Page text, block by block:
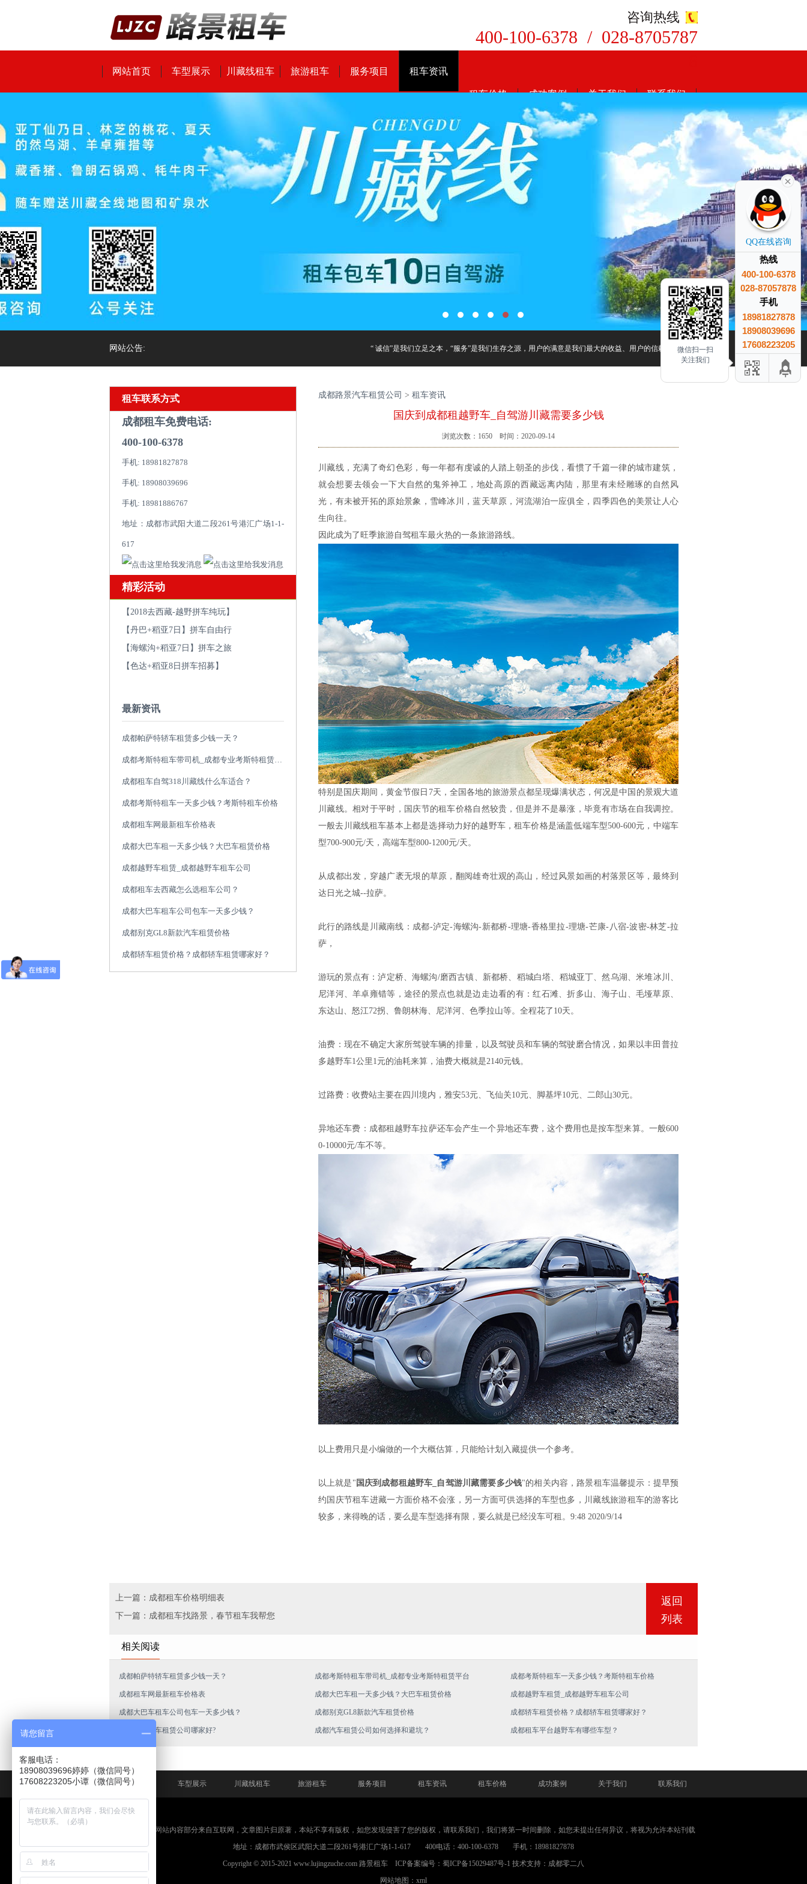
咨询热线
400-100-6378 / 028-8705787
网站首页 车型展示 川藏线租车 旅游租车 服务项目 租车资讯
租车价格 成功案例 关于我们 联系我们
网站公告: “ 诚信”是我们立足之本，“服务”是我们生存之源，用户的满意是我们最大的收益、用户的信赖是我们最大的成就.
租车联系方式
成都租车免费电话:
400-100-6378
手机: 18981827878
手机: 18908039696
手机: 18981886767
地址：成都市武阳大道二段261号港汇广场1-1-
617
精彩活动
【2018去西藏-越野拼车纯玩】
【丹巴+稻亚7日】拼车自由行
【海螺沟+稻亚7日】拼车之旅
【色达+稻亚8日拼车招募】
最新资讯
成都帕萨特轿车租赁多少钱一天？
成都考斯特租车带司机_成都专业考斯特租赁平台
成都租车自驾318川藏线什么车适合？
成都考斯特租车一天多少钱？考斯特租车价格
成都租车网最新租车价格表
成都大巴车租一天多少钱？大巴车租赁价格
成都越野车租赁_成都越野车租车公司
成都租车去西藏怎么选租车公司？
成都大巴车租车公司包车一天多少钱？
成都别克GL8新款汽车租赁价格
成都轿车租赁价格？成都轿车租赁哪家好？
成都路景汽车租赁公司 > 租车资讯
国庆到成都租越野车_自驾游川藏需要多少钱
浏览次数： 1650 时间：2020-09-14
川藏线，充满了奇幻色彩，每一年都有虔诚的人踏上朝圣的步伐，看惯了千篇一律的城市建筑，
就会想要去领会一下大自然的鬼斧神工，地处高原的西藏远离内陆，那里有未经雕琢的自然风
光，有未被开拓的原始景象，雪峰冰川，蓝天草原，河流湖泊一应俱全，四季四色的美景让人心
生向往。
因此成为了旺季旅游自驾租车最火热的一条旅游路线。
特别是国庆期间，黄金节假日7天，全国各地的旅游景点都呈现爆满状态，何况是中国的景观大道
川藏线。相对于平时，国庆节的租车价格自然较贵，但是并不是暴涨，毕竟有市场在自我调控。
一般去川藏线租车基本上都是选择动力好的越野车，租车价格是涵盖低端车型500-600元，中端车
型700-900元/天，高端车型800-1200元/天。
从成都出发，穿越广袤无垠的草原，翻阅雄奇壮观的高山，经过风景如画的村落景区等，最终到
达日光之城--拉萨。
此行的路线是川藏南线：成都-泸定-海螺沟-新都桥-理塘-香格里拉-理塘-芒康-八宿-波密-林芝-拉
萨，
游玩的景点有：泸定桥、海螺沟/磨西古镇、新都桥、稻城白塔、稻城亚丁、然乌湖、米堆冰川、
尼洋河、羊卓雍错等，途径的景点也就是边走边看的有：红石滩、折多山、海子山、毛垭草原、
东达山、怒江72拐、鲁朗林海、尼洋河、色季拉山等。全程花了10天。
油费：现在不确定大家所驾驶车辆的排量，以及驾驶员和车辆的驾驶磨合情况，如果以丰田普拉
多越野车1公里1元的油耗来算，油费大概就是2140元钱。
过路费：收费站主要在四川境内，雅安53元、飞仙关10元、脚基坪10元、二郎山30元。
异地还车费：成都租越野车拉萨还车会产生一个异地还车费，这个费用也是按车型来算。一般600
0-10000元/车不等。
以上费用只是小编做的一个大概估算，只能给计划入藏提供一个参考。
以上就是" 国庆到成都租越野车_自驾游川藏需要多少钱"的相关内容，路景租车温馨提示：提早预
约国庆节租车进藏一方面价格不会涨，另一方面可供选择的车型也多，川藏线旅游租车的游客比
较多，来得晚的话，要么是车型选择有限，要么就是已经没车可租。9:48 2020/9/14
上一篇：成都租车价格明细表
下一篇：成都租车找路景，春节租车我帮您
返回
列表
相关阅读
成都帕萨特轿车租赁多少钱一天？ 成都考斯特租车带司机_成都专业考斯特租赁平台 成都考斯特租车一天多少钱？考斯特租车价格
成都租车网最新租车价格表 成都大巴车租一天多少钱？大巴车租赁价格 成都越野车租赁_成都越野车租车公司
成都大巴车租车公司包车一天多少钱？ 成都别克GL8新款汽车租赁价格 成都轿车租赁价格？成都轿车租赁哪家好？
成都商务汽车租赁公司哪家好? 成都汽车租赁公司如何选择和避坑？ 成都租车平台越野车有哪些车型？
网站首页 车型展示 川藏线租车 旅游租车 服务项目 租车资讯 租车价格 成功案例 关于我们 联系我们
免责申明：本网站内容部分来自互联网，文章图片归原著，本站不享有版权，如您发现侵害了您的版权，请联系我们，我们将第一时间删除，如您未提出任何异议，将视为允许本站刊载
地址：成都市武侯区武阳大道二段261号港汇广场1-1-617 400电话：400-100-6378 手机：18981827878
Copyright © 2015-2021 www.lujingzuche.com 路景租车 ICP备案编号： 蜀ICP备15029487号-1 技术支持：成都零二八
网站地图：xml
QQ在线咨询
热线
400-100-6378
028-87057878
手机
18981827878
18908039696
17608223205
微信扫一扫
关注我们
请您留言
客服电话：
18908039696婷婷（微信同号）